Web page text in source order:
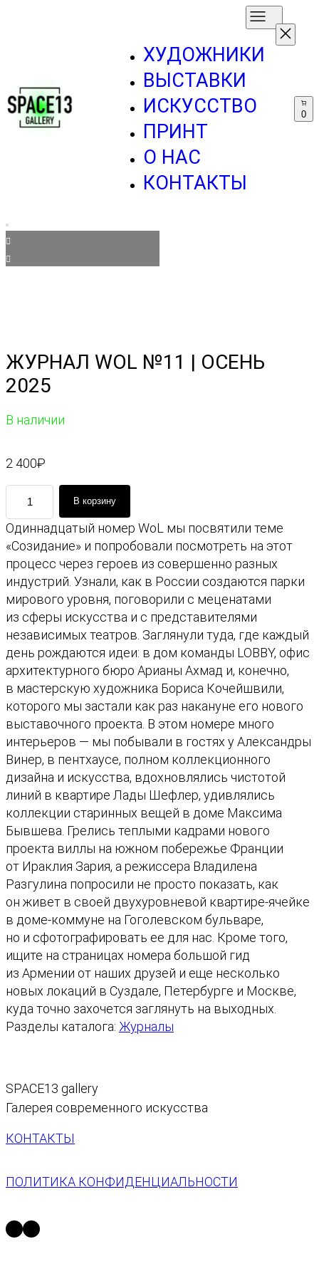
ХУДОЖНИКИ
ВЫСТАВКИ
ИСКУССТВО
ПРИНТ
О НАС
КОНТАКТЫ
0
ЖУРНАЛ WOL №11 | ОСЕНЬ
2025
В наличии
2 400₽
л
и
ч
е
с
т
в
о
т
о
в
а
р
а
Ж
у
р
н
а
л
W
o
L
№
1
1
|
О
с
ь
2
0
2
В корзину
Одиннадцатый номер WoL мы посвятили теме
«Созидание» и попробовали посмотреть на этот
процесс через героев из совершенно разных
индустрий. Узнали, как в России создаются парки
мирового уровня, поговорили с меценатами
из сферы искусства и с представителями
независимых театров. Заглянули туда, где каждый
день рождаются идеи: в дом команды LOBBY, офис
архитектурного бюро Арианы Ахмад и, конечно,
в мастерскую художника Бориса Кочейшвили,
которого мы застали как раз накануне его нового
выставочного проекта. В этом номере много
интерьеров — мы побывали в гостях у Александры
Винер, в пентхаусе, полном коллекционного
дизайна и искусства, вдохновлялись чистотой
линий в квартире Лады Шефлер, удивлялись
коллекции старинных вещей в доме Максима
Бывшева. Грелись теплыми кадрами нового
проекта виллы на южном побережье Франции
от Ираклия Зария, а режиссера Владилена
Разгулина попросили не просто показать, как
он живет в своей двухуровневой квартире-ячейке
в доме-коммуне на Гоголевском бульваре,
но и сфотографировать ее для нас. Кроме того,
ищите на страницах номера большой гид
из Армении от наших друзей и еще несколько
новых локаций в Суздале, Петербурге и Москве,
куда точно захочется заглянуть на выходных.
Разделы каталога: Журналы
SPACE13 gallery
Галерея современного искусства
КОНТАКТЫ
ПОЛИТИКА КОНФИДЕНЦИАЛЬНОСТИ
https://t.me/space13_gallery
https://vk.com/space13gallery